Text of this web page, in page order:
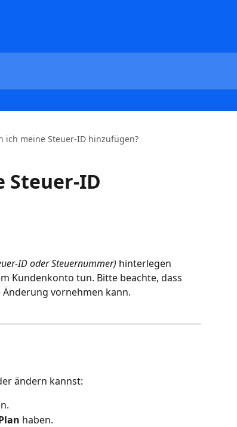
ich meine Steuer-ID hinzufügen?
Steuer-ID
ID oder Steuernummer) hinterlegen
Kundenkonto tun. Bitte beachte, dass
vornehmen kann.
ändern kannst:
haben.